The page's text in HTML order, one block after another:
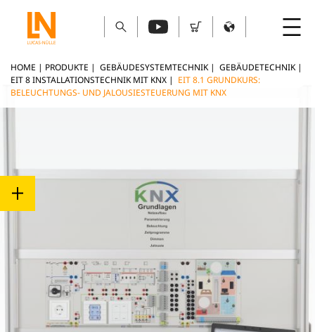
HOME | PRODUKTE | GEBÄUDESYSTEMTECHNIK | GEBÄUDETECHNIK |
EIT 8 INSTALLATIONSTECHNIK MIT KNX | EIT 8.1 GRUNDKURS:
BELEUCHTUNGS- UND JALOUSIESTEUERUNG MIT KNX